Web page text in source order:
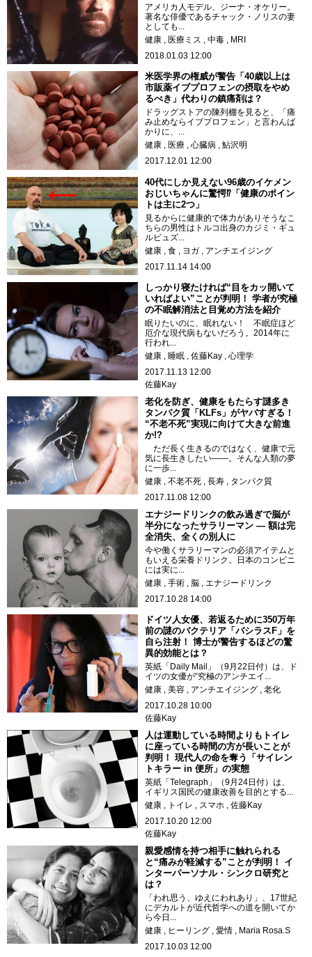
アメリカ人モデル、ジーナ・オケリー。
著名な俳優であるチャック・ノリスの妻
としても...
健康
医療ミス 中毒
MRI
2018.01.03 12:00
米医学界の権威が警告「40歳以上は
市販薬イブプロフェンの摂取をやめ
るべき」代わりの鎮痛剤は？
ドラッグストアの陳列棚を見ると、「痛
み止めならイブプロフェン」と言わんば
かりに、...
健康
医療 心臓病
鮎沢明
2017.12.01 12:00
40代にしか見えない96歳のイケメン
おじいちゃんに驚愕⁉「健康のポイン
トは主に2つ」
見るからに健康的で体力がありそうなこ
ちらの男性はトルコ出身のカジミ・ギュ
ルビュズ...
健康
食 ヨガ
アンチエイジング
2017.11.14 14:00
しっかり寝たければ“目をカッ開いて
いればよい”ことが判明！ 学者が究極
の不眠解消法と目覚め方法を紹介
眠りたいのに、眠れない！ 不眠症ほど
厄介な現代病もないだろう。2014年に
行われ...
健康
睡眠 佐藤Kay
心理学
2017.11.13 12:00
佐藤Kay
老化を防ぎ、健康をもたらす謎多き
タンパク質「KLFs」がヤバすぎる！
“不老不死”実現に向けて大きな前進
か!?
ただ長く生きるのではなく、健康で元
気に長生きしたい――。そんな人類の夢
に一歩...
健康
不老不死 長寿
タンパク質
2017.11.08 12:00
エナジードリンクの飲み過ぎで脳が
半分になったサラリーマン ― 額は完
全消失、全くの別人に
今や働くサラリーマンの必須アイテムと
もいえる栄養ドリンク。日本のコンビニ
には実に...
健康
手術 脳
エナジードリンク
2017.10.28 14:00
ドイツ人女優、若返るために350万年
前の謎のバクテリア「バシラスF」を
自ら注射！ 博士が警告するほどの驚
異的効能とは？
英紙「Daily Mail」（9月22日付）は、ド
イツの女優が“究極のアンチエイ...
健康
美容 アンチエイジング
老化
2017.10.28 10:00
佐藤Kay
人は運動している時間よりもトイレ
に座っている時間の方が長いことが
判明！ 現代人の命を奪う「サイレン
トキラー in 便所」の実態
英紙「Telegraph」（9月24日付）は、
イギリス国民の健康改善を目的とする...
健康
トイレ スマホ
佐藤Kay
2017.10.20 12:00
佐藤Kay
親愛感情を持つ相手に触れられる
と“痛みが軽減する”ことが判明！ イ
ンターパーソナル・シンクロ研究と
は？
「われ思う、ゆえにわれあり」、17世紀
にデカルトが近代哲学への道を開いてか
ら今日...
健康
ヒーリング 愛情
Maria Rosa.S
2017.10.03 12:00